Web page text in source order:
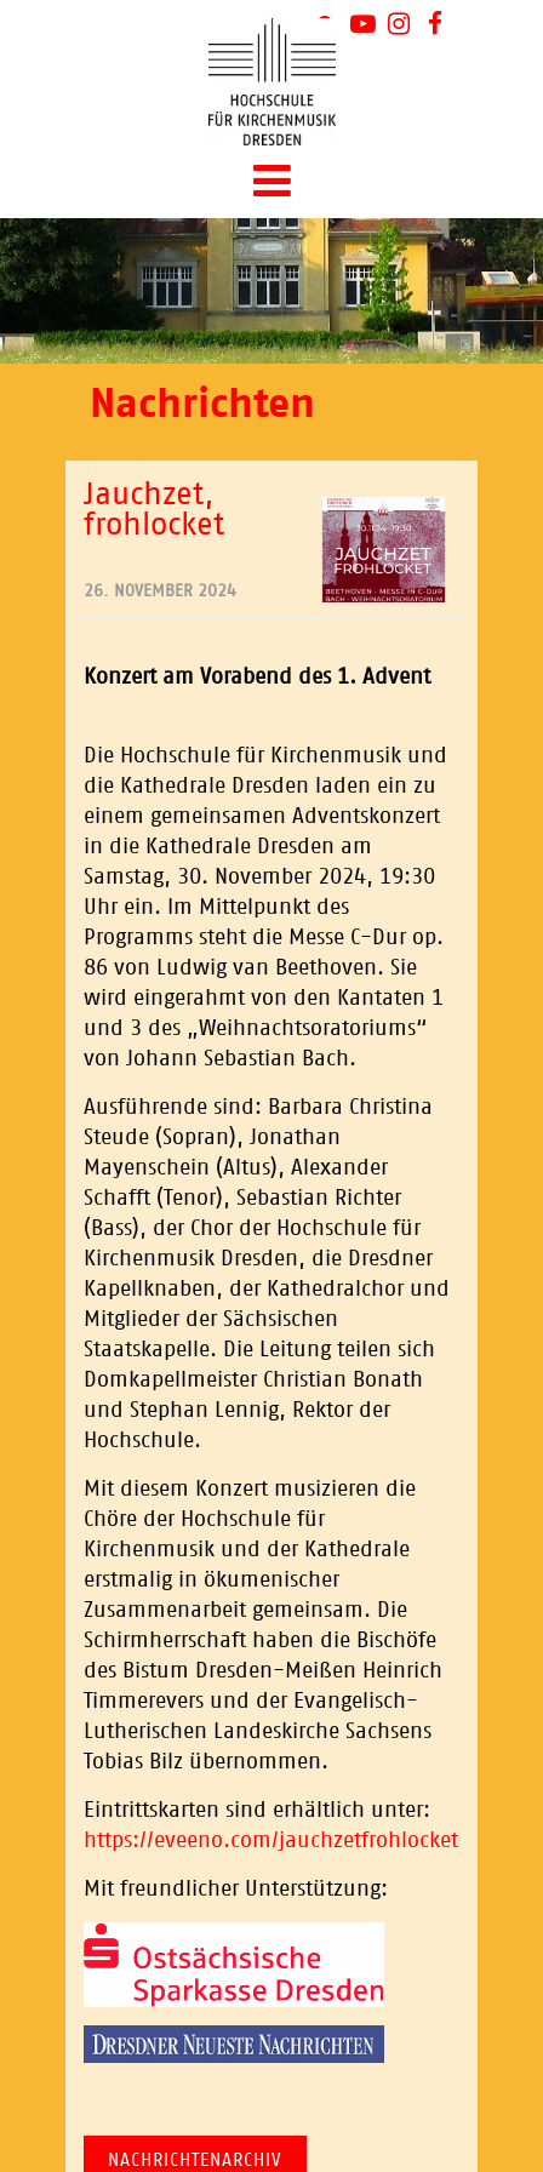
Nachrichten
Jauchzet,
frohlocket
26. NOVEMBER 2024
Konzert am Vorabend des 1. Advent
Die Hochschule für Kirchenmusik und
die Kathedrale Dresden laden ein zu
einem gemeinsamen Adventskonzert
in die Kathedrale Dresden am
Samstag, 30. November 2024, 19:30
Uhr ein. Im Mittelpunkt des
Programms steht die Messe C-Dur op.
86 von Ludwig van Beethoven. Sie
wird eingerahmt von den Kantaten 1
und 3 des „Weihnachtsoratoriums“
von Johann Sebastian Bach.
Ausführende sind: Barbara Christina
Steude (Sopran), Jonathan
Mayenschein (Altus), Alexander
Schafft (Tenor), Sebastian Richter
(Bass), der Chor der Hochschule für
Kirchenmusik Dresden, die Dresdner
Kapellknaben, der Kathedralchor und
Mitglieder der Sächsischen
Staatskapelle. Die Leitung teilen sich
Domkapellmeister Christian Bonath
und Stephan Lennig, Rektor der
Hochschule.
Mit diesem Konzert musizieren die
Chöre der Hochschule für
Kirchenmusik und der Kathedrale
erstmalig in ökumenischer
Zusammenarbeit gemeinsam. Die
Schirmherrschaft haben die Bischöfe
des Bistum Dresden-Meißen Heinrich
Timmerevers und der Evangelisch-
Lutherischen Landeskirche Sachsens
Tobias Bilz übernommen.
Eintrittskarten sind erhältlich unter:
https://eveeno.com/jauchzetfrohlocket
Mit freundlicher Unterstützung:
NACHRICHTENARCHIV